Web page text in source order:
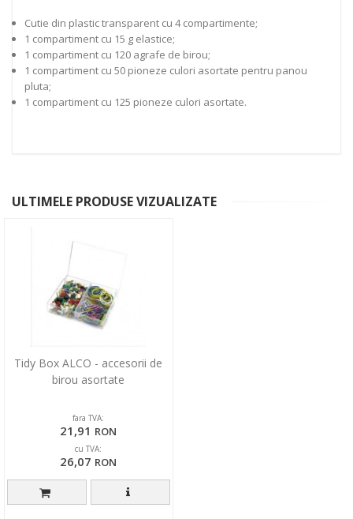
Cutie din plastic transparent cu 4 compartimente;
1 compartiment cu 15 g elastice;
1 compartiment cu 120 agrafe de birou;
1 compartiment cu 50 pioneze culori asortate pentru panou
pluta;
1 compartiment cu 125 pioneze culori asortate.
ULTIMELE PRODUSE VIZUALIZATE
Tidy Box ALCO - accesorii de
birou asortate
fara TVA:
21,91 RON
cu TVA:
26,07 RON